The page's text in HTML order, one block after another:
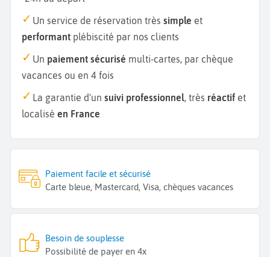
Un service de réservation très simple et
performant plébiscité par nos clients
Un paiement sécurisé multi-cartes, par chèque
vacances ou en 4 fois
La garantie d'un suivi professionnel, très réactif et
localisé en France
Paiement facile et sécurisé
Carte bleue, Mastercard, Visa, chèques vacances
Besoin de souplesse
Possibilité de payer en 4x